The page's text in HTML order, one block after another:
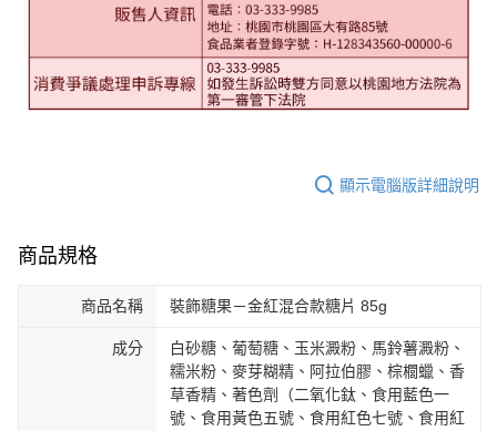
顯示電腦版詳細說明
商品規格
商品名稱 裝飾糖果－金紅混合款糖片 85g
成分
白砂糖、葡萄糖、玉米澱粉、馬鈴薯澱粉、
糯米粉、麥芽糊精、阿拉伯膠、棕櫚蠟、香
草香精、著色劑（二氧化鈦、食用藍色一
號、食用黃色五號、食用紅色七號、食用紅